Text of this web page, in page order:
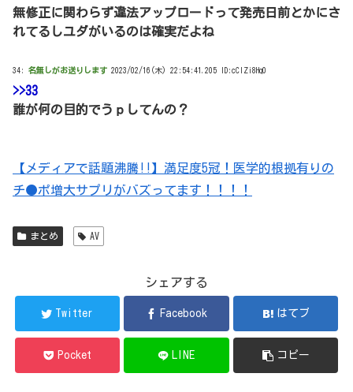
無修正に関わらず違法アップロードって発売日前とかにさ
れてるしユダがいるのは確実だよね
34: 名無しがお送りします 2023/02/16(木) 22:54:41.205 ID:cClZi8Hq0
>>33
誰が何の目的でうｐしてんの？
【メディアで話題沸騰!!】満足度5冠！医学的根拠有りの
チ●ポ増大サプリがバズってます！！！！
まとめ AV
シェアする
Twitter Facebook はてブ
Pocket LINE コピー